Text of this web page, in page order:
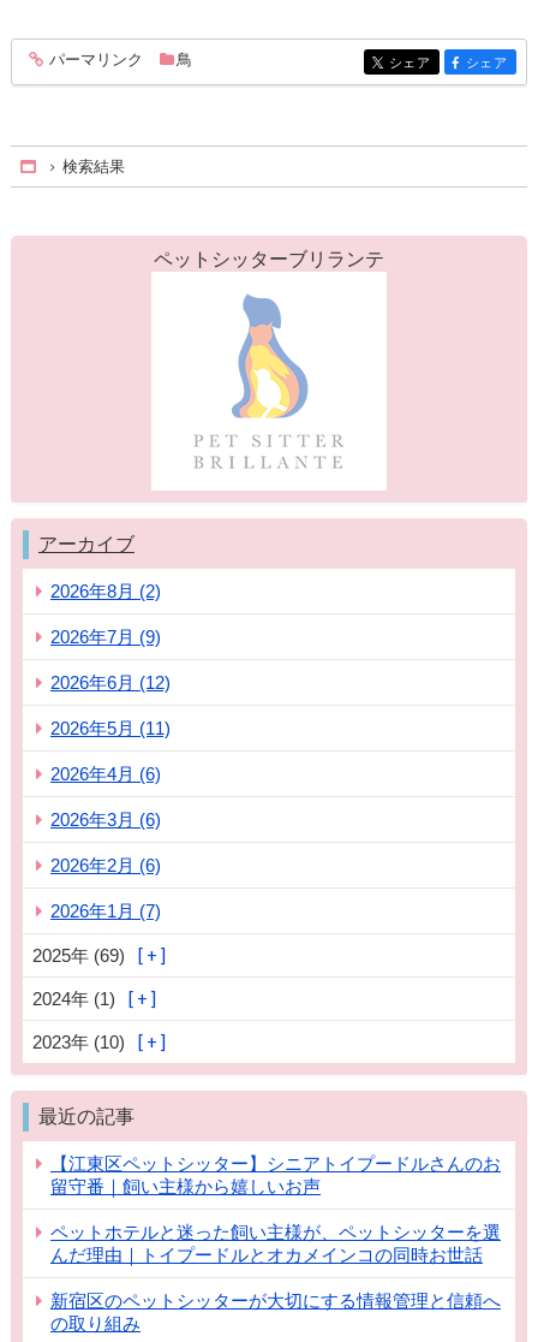
entry210
パーマリンク 鳥 entry210
シェア entry210
シェア
Home
検索結果
ペットシッターブリランテ
アーカイブ
2026年8月 (2)
2026年7月 (9)
2026年6月 (12)
2026年5月 (11)
2026年4月 (6)
2026年3月 (6)
2026年2月 (6)
2026年1月 (7)
2025年 (69)
2024年 (1)
2023年 (10)
最近の記事
【江東区ペットシッター】シニアトイプードルさんのお
留守番｜飼い主様から嬉しいお声
ペットホテルと迷った飼い主様が、ペットシッターを選
んだ理由｜トイプードルとオカメインコの同時お世話
新宿区のペットシッターが大切にする情報管理と信頼へ
の取り組み